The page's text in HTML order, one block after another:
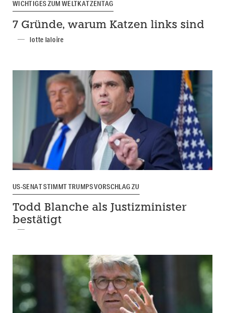
WICHTIGES ZUM WELTKATZENTAG
7 Gründe, warum Katzen links sind
lotte laloire
US-SENAT STIMMT TRUMPS VORSCHLAG ZU
Todd Blanche als Justizminister
bestätigt